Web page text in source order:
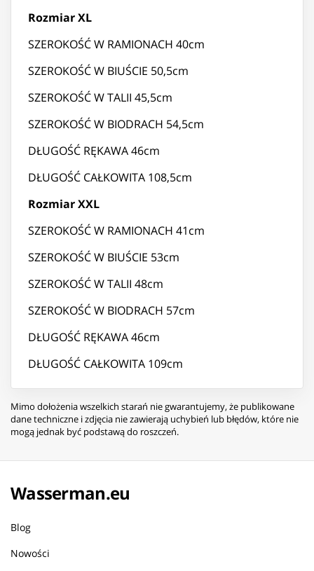
Rozmiar XL
SZEROKOŚĆ W RAMIONACH 40cm
SZEROKOŚĆ W BIUŚCIE 50,5cm
SZEROKOŚĆ W TALII 45,5cm
SZEROKOŚĆ W BIODRACH 54,5cm
DŁUGOŚĆ RĘKAWA 46cm
DŁUGOŚĆ CAŁKOWITA 108,5cm
Rozmiar XXL
SZEROKOŚĆ W RAMIONACH 41cm
SZEROKOŚĆ W BIUŚCIE 53cm
SZEROKOŚĆ W TALII 48cm
SZEROKOŚĆ W BIODRACH 57cm
DŁUGOŚĆ RĘKAWA 46cm
DŁUGOŚĆ CAŁKOWITA 109cm
Mimo dołożenia wszelkich starań nie gwarantujemy, że publikowane
dane techniczne i zdjęcia nie zawierają uchybień lub błędów, które nie
mogą jednak być podstawą do roszczeń.
Wasserman.eu
Blog
Nowości